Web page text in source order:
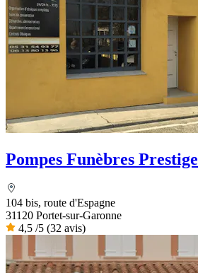
Pompes Funèbres Prestige
104 bis, route d'Espagne
31120 Portet-sur-Garonne
4,5 /5 (32 avis)